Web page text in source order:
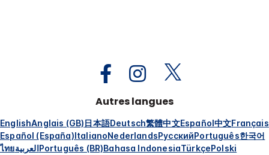
Autres langues
EnglishAnglais (GB)日本語Deutsch繁體中文Español中文Français
Español (España)ItalianoNederlandsРусскийPortuguês한국어
ไทยالعربيةPortuguês (BR)Bahasa IndonesiaTürkçePolski